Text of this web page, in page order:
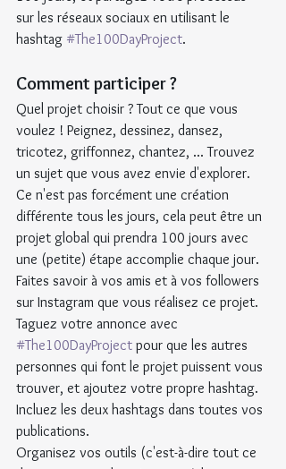
sur les réseaux sociaux en utilisant le
hashtag #The100DayProject.
Comment participer ?
Quel projet choisir ? Tout ce que vous
voulez ! Peignez, dessinez, dansez,
tricotez, griffonnez, chantez, ... Trouvez
un sujet que vous avez envie d'explorer.
Ce n'est pas forcément une création
différente tous les jours, cela peut être un
projet global qui prendra 100 jours avec
une (petite) étape accomplie chaque jour.
Faites savoir à vos amis et à vos followers
sur Instagram que vous réalisez ce projet.
Taguez votre annonce avec
#The100DayProject pour que les autres
personnes qui font le projet puissent vous
trouver, et ajoutez votre propre hashtag.
Incluez les deux hashtags dans toutes vos
publications.
Organisez vos outils (c'est-à-dire tout ce